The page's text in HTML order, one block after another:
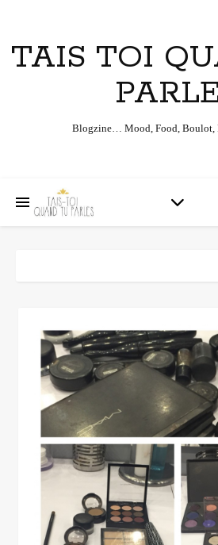
TAIS TOI
Blogzine… Mood, Food, Boulot,